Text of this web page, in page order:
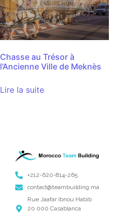
Chasse au Trésor à
l’Ancienne Ville de Meknès
Lire la suite
+212-620-814-265
contact@teambuilding.ma
Rue Jaafar Ibnou Habib
20 000 Casablanca